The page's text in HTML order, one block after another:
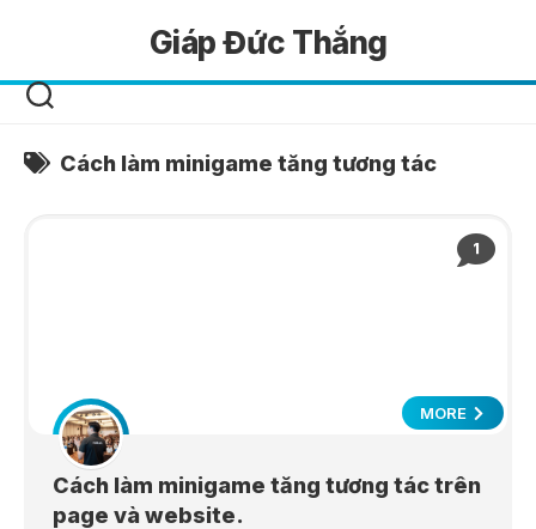
Giáp Đức Thắng
Cách làm minigame tăng tương tác
1
MORE
Cách làm minigame tăng tương tác trên
page và website.